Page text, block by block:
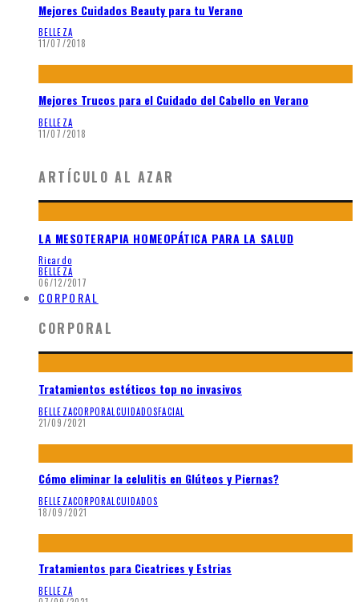
Mejores Cuidados Beauty para tu Verano
BELLEZA
11/07/2018
Mejores Trucos para el Cuidado del Cabello en Verano
BELLEZA
11/07/2018
ARTÍCULO AL AZAR
LA MESOTERAPIA HOMEOPÁTICA PARA LA SALUD
Ricardo
BELLEZA
06/12/2017
CORPORAL
CORPORAL
Tratamientos estéticos top no invasivos
BELLEZACORPORAL CUIDADOSFACIAL
21/09/2021
Cómo eliminar la celulitis en Glúteos y Piernas?
BELLEZACORPORAL CUIDADOS
18/09/2021
Tratamientos para Cicatrices y Estrias
BELLEZA